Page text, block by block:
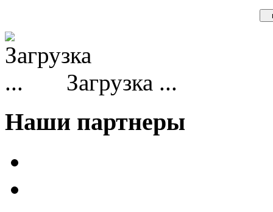
Загрузка ...
Наши партнеры